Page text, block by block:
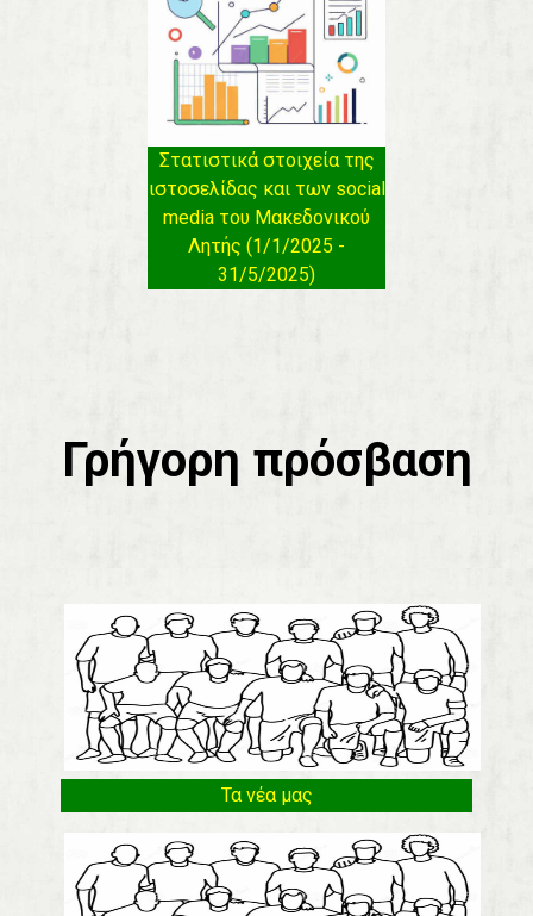
Στατιστικά στοιχεία της
ιστοσελίδας και των social
media του Μακεδονικού
Λητής (1/1/2025 -
31/5/2025)
Γρήγορη πρόσβαση
Τα νέα μας